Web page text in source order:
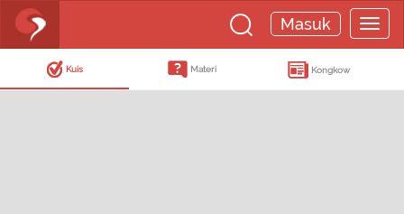
Masuk
Kuis Materi Kongkow